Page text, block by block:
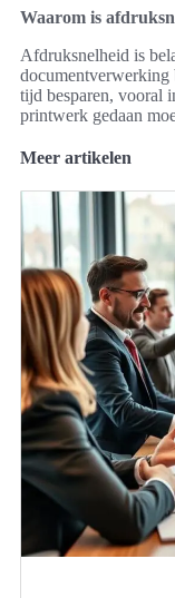
Waarom is
Afdruksnelheid is
documentverwerking
tijd besparen, vooral
printwerk gedaan
Meer artikelen